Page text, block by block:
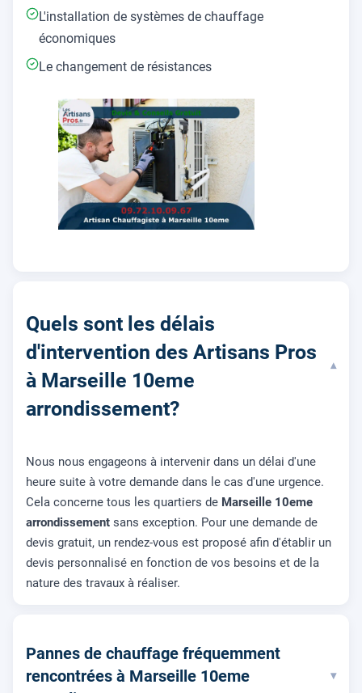
L'installation de systèmes de chauffage
économiques
Le changement de résistances
Quels sont les délais
d'intervention des Artisans Pros
à Marseille 10eme
arrondissement?
▾
Nous nous engageons à intervenir dans un délai d'une
heure suite à votre demande dans le cas d'une urgence.
Cela concerne tous les quartiers de Marseille 10eme
arrondissement sans exception. Pour une demande de
devis gratuit, un rendez-vous est proposé afin d'établir un
devis personnalisé en fonction de vos besoins et de la
nature des travaux à réaliser.
Pannes de chauffage fréquemment
rencontrées à Marseille 10eme
▾